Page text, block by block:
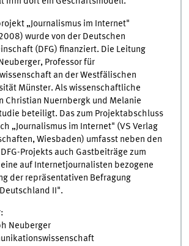
„Journalismus im Internet"
wurde von der Deutschen
(DFG) finanziert. Die Leitung
Professor für
an der Westfälischen
Münster. Als wissenschaftliche
Christian Nuernbergk und Melanie
beteiligt. Das zum Projektabschluss
„Journalismus im Internet" (VS Verlag
Wiesbaden) umfasst neben den
Projekts auch Gastbeiträge zum
auf Internetjournalisten bezogene
der repräsentativen Befragung
II".
Neuberger